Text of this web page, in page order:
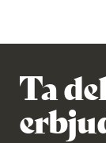
Ta